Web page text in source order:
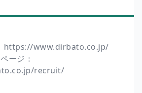
https://www.dirbato.co.jp/
ージ：
recruit/